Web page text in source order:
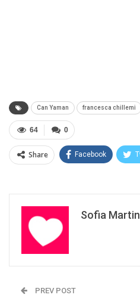
Can Yaman francesca chillemi
0
64
Share Facebook
Sofia
PREV POST